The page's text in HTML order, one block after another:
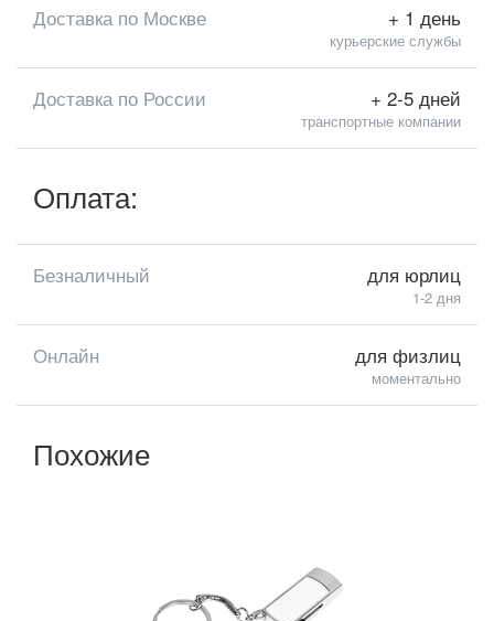
Доставка по Москве + 1 день
курьерские службы
Доставка по России + 2-5 дней
транспортные компании
Оплата:
Безналичный для юрлиц
1-2 дня
Онлайн для физлиц
моментально
Похожие